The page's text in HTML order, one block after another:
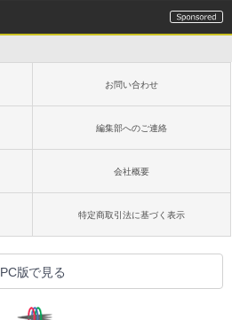
お問い合わせ
編集部へのご連絡
会社概要
特定商取引法に基づく表示
PC版で見る